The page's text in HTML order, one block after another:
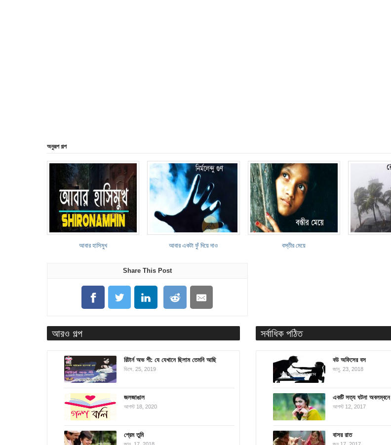
অনুরূপ গল্প
আবার হাসিমুখ আবার একটা ফুঁ দিয়ে দাও বস্তীর মেয়ে
Share This Post
আরও গল্প
রিটার্ন অভ শী: যে যেখানে ছিলাম তেমনি আছি
ডিসে. 25, 2019
জলজাঙাল
আগস্ট 18, 2020
প্রেম তুমি
জানু. 17, 2018
সর্বাধিক পঠিত
বউ অফিসের বস
জানু. 23, 2018
একটি সত্য ঘটনা অবলম্বনে
আগস্ট 12, 2017
বাসর রাত
জুন 17, 2017